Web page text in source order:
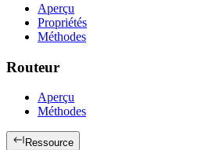
Aperçu
Propriétés
Méthodes
Routeur
Aperçu
Méthodes
Ressource